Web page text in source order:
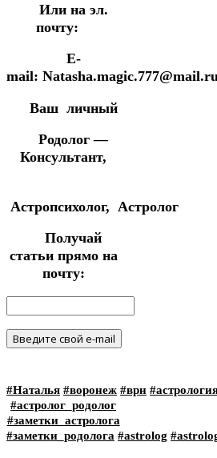
Или на эл.
почту:
E-
mail:
Ваш личный
Родолог —
Консультант,
Астропсихолог, Астролог
Получай
статьи прямо на
почту:
#Наталья #воронеж #врн
#астролог_родолог
#заметки_астролога
#заметки_родолога #astrolog